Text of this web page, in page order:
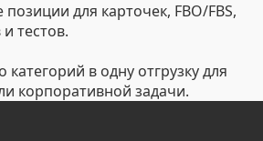
для карточек, FBO/FBS,
тестов.
в одну отгрузку для
корпоративной задачи.